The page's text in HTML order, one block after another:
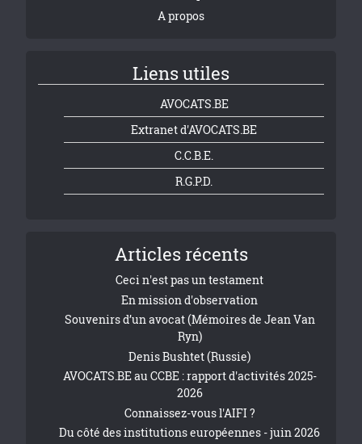
A propos
Liens utiles
AVOCATS.BE
Extranet d'AVOCATS.BE
C.C.B.E.
R.G.P.D.
Articles récents
Ceci n'est pas un testament
En mission d'observation
Souvenirs d’un avocat (Mémoires de Jean Van
Ryn)
Denis Bushtet (Russie)
AVOCATS.BE au CCBE : rapport d'activités 2025-
2026
Connaissez-vous l'AIFI ?
Du côté des institutions européennes - juin 2026